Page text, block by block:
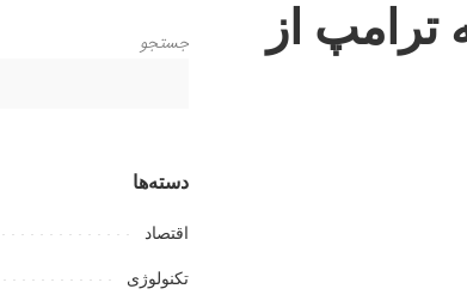
به ترامپ از
جستجو
دسته‌ها
اقتصاد
تکنولوژی